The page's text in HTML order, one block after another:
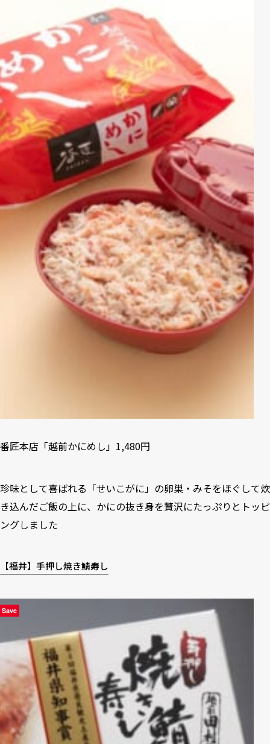
番匠本店「越前かにめし」1,480円
珍味として喜ばれる「せいこがに」の卵巣・みそをほぐして炊
き込んだご飯の上に、かにの抜き身を贅沢にたっぷりとトッピ
ングしました
【福井】手押し焼き鯖寿し
Save